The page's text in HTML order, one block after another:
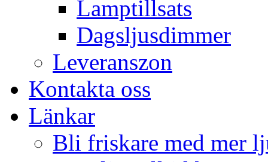
Lamptillsats
Dagsljusdimmer
Leveranszon
Kontakta oss
Länkar
Bli friskare med mer